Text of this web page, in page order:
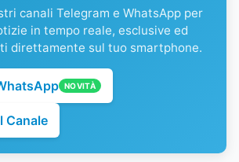
canali Telegram e WhatsApp per
in tempo reale, esclusive ed
direttamente sul tuo smartphone.
NOVITÀ
Canale